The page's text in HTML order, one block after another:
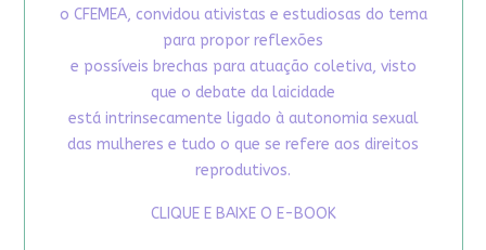
o CFEMEA, convidou ativistas e estudiosas do tema
para propor reflexões
e possíveis brechas para atuação coletiva, visto
que o debate da laicidade
está intrinsecamente ligado à autonomia sexual
das mulheres e tudo o que se refere aos direitos
reprodutivos.
CLIQUE E BAIXE O E-BOOK